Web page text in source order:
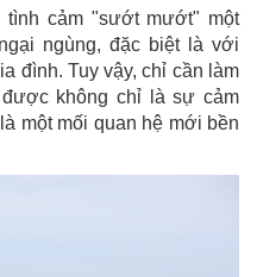
tình cảm "sướt mướt" một
ngùng, đặc biệt là với
đình. Tuy vậy, chỉ cần làm
không chỉ là sự cảm
một mối quan hệ mới bền